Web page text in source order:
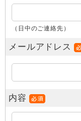
（日中のご連絡先）
メールアドレス
内容